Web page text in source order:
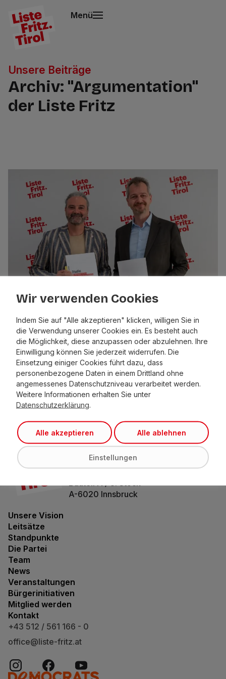
Menü
Unsere Beiträge
Archiv: "Argumentation"
der Liste Fritz
Freizeitwohnsitze kosten Kitzbühel
Wohlstand und Wohnraum
Liste Fritz –
Bürgerforum Tirol
Maximilianstraße 2
A-6020 Innsbruck
Unsere Vision
Leitsätze
Standpunkte
Die Partei
Team
News
Veranstaltungen
Bürgerinitiativen
Mitglied werden
Kontakt
+43 512 / 561 166 - 0
office@liste-fritz.at
Wir verwenden Cookies
Indem Sie auf "Alle akzeptieren" klicken, willigen Sie in
die Verwendung unserer Cookies ein. Es besteht auch
die Möglichkeit, diese anzupassen oder abzulehnen. Ihre
Einwilligung können Sie jederzeit widerrufen. Die
Einsetzung einiger Cookies führt dazu, dass
personenbezogene Daten in einem Drittland ohne
angemessenes Datenschutzniveau verarbeitet werden.
Weitere Informationen erhalten Sie unter
Datenschutzerklärung
Alle akzeptieren Alle ablehnen
Einstellungen